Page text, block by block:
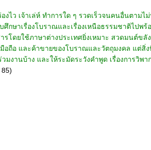
งไว เจ้าเล่ห์ ทำการใด ๆ รวดเร็วจนคนอื่นตา
ศึกษาเรื่องโบราณและเรื่องเหนือธรรมชาติไป
ารโดยใช้ภาษาต่างประเทศยิ่งเหมาะ สวดมนต์
อถือ และค้าขายของโบราณและวัตถุมงคล แต่สิ่ง
วมงานบ้าง และให้ระมัดระวังคำพูด เรื่องการวิพ